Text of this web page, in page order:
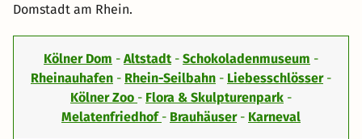
Domstadt am Rhein.
Kölner Dom - Altstadt- Schokoladenmuseum -
Rheinauhafen - Rhein-Seilbahn - Liebesschlösser-
Kölner Zoo - Flora & Skulpturenpark -
Melatenfriedhof - Brauhäuser- Karneval